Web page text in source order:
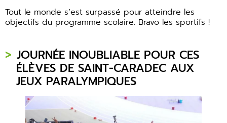
Tout le monde s’est surpassé pour atteindre les
objectifs du programme scolaire. Bravo les sportifs !
JOURNÉE INOUBLIABLE POUR CES
ÉLÈVES DE SAINT-CARADEC AUX
JEUX PARALYMPIQUES